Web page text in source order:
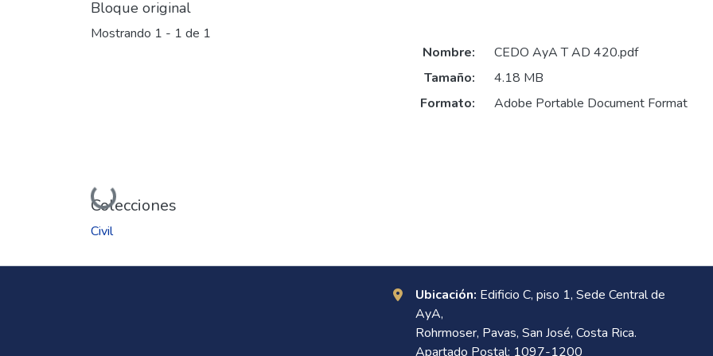
Bloque original
Mostrando 1 - 1 de 1
Cargando...
Nombre:
CEDO AyA T AD 420.pdf
Tamaño:
4.18 MB
Formato:
Adobe Portable Document Format
Colecciones
Civil
Ubicación: Edificio C, piso 1, Sede Central de
AyA,
Rohrmoser, Pavas, San José, Costa Rica.
Apartado Postal: 1097-1200